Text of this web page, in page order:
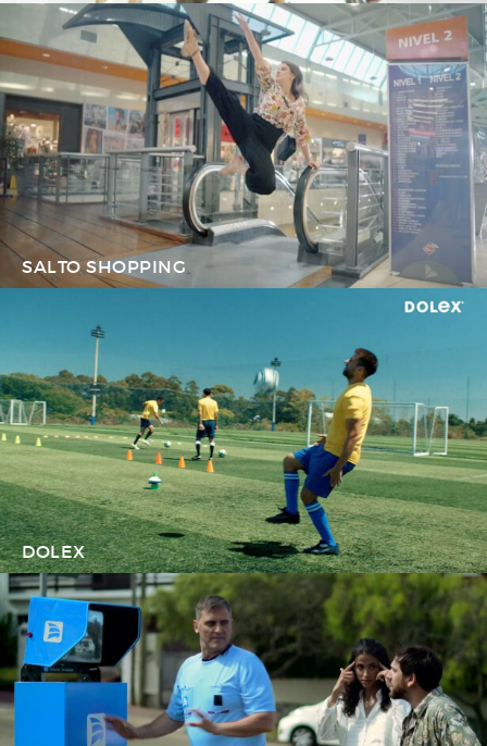
SALTO SHOPPING
DOLEX